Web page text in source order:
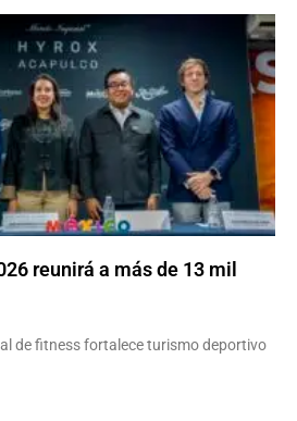
reunirá a más de 13 mil
de fitness fortalece turismo deportivo